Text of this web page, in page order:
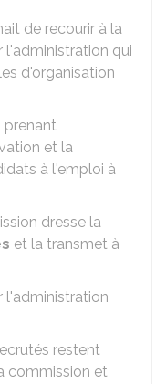
de recourir à la
l'administration qui
d'organisation
prenant
et la
à l'emploi à
dresse la
et la transmet à
l'administration
restent
commission et